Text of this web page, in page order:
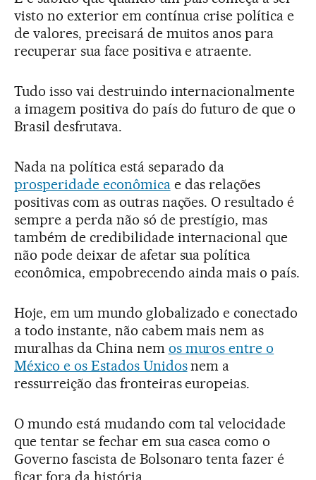
visto no exterior em contínua crise política e
de valores, precisará de muitos anos para
recuperar sua face positiva e atraente.
Tudo isso vai destruindo internacionalmente
a imagem positiva do país do futuro de que o
Brasil desfrutava.
Nada na política está separado da
prosperidade econômicae das relações
positivas com as outras nações. O resultado é
sempre a perda não só de prestígio, mas
também de credibilidade internacional que
não pode deixar de afetar sua política
econômica, empobrecendo ainda mais o país.
Hoje, em um mundo globalizado e conectado
a todo instante, não cabem mais nem as
muralhas da China nem os muros entre o
México e os Estados Unidosnem a
ressurreição das fronteiras europeias.
O mundo está mudando com tal velocidade
que tentar se fechar em sua casca como o
Governo fascista de Bolsonaro tenta fazer é
ficar fora da história.